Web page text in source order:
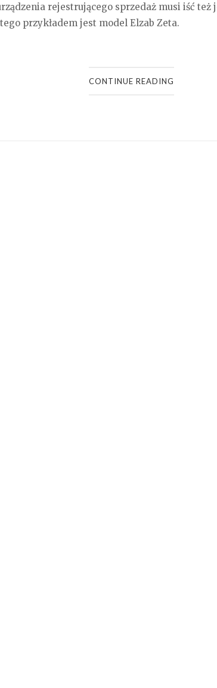
rejestrującego sprzedaż musi iść też
przykładem jest model Elzab Zeta.
CONTINUE READING